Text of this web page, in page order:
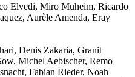
Elvedi, Miro Muheim, Ricardo
Aurèle Amenda, Eray
Denis Zakaria, Granit
Michel Aebischer, Remo
Fabian Rieder, Noah